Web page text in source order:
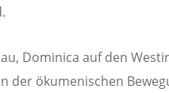
Dominica auf den
der ökumenischen